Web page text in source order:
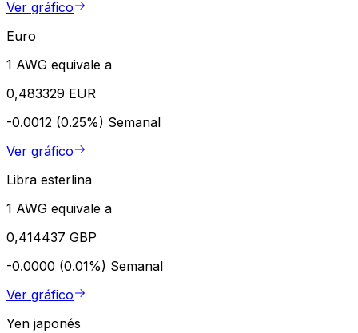
Ver gráfico
Euro
1 AWG equivale a
0,483329 EUR
-0.0012 (0.25%) Semanal
Ver gráfico
Libra esterlina
1 AWG equivale a
0,414437 GBP
-0.0000 (0.01%) Semanal
Ver gráfico
Yen japonés